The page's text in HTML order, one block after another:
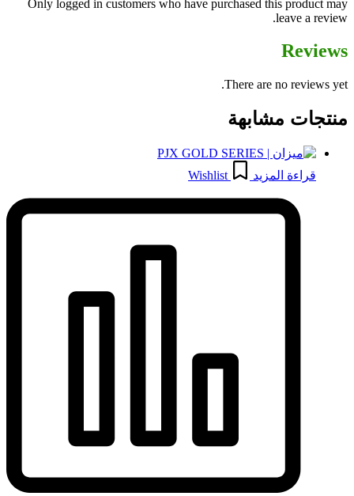
Only logged in customers who have purchased this product may
leave a review.
Reviews
There are no reviews yet.
منتجات مشابهة
قراءة المزيد Wishlist